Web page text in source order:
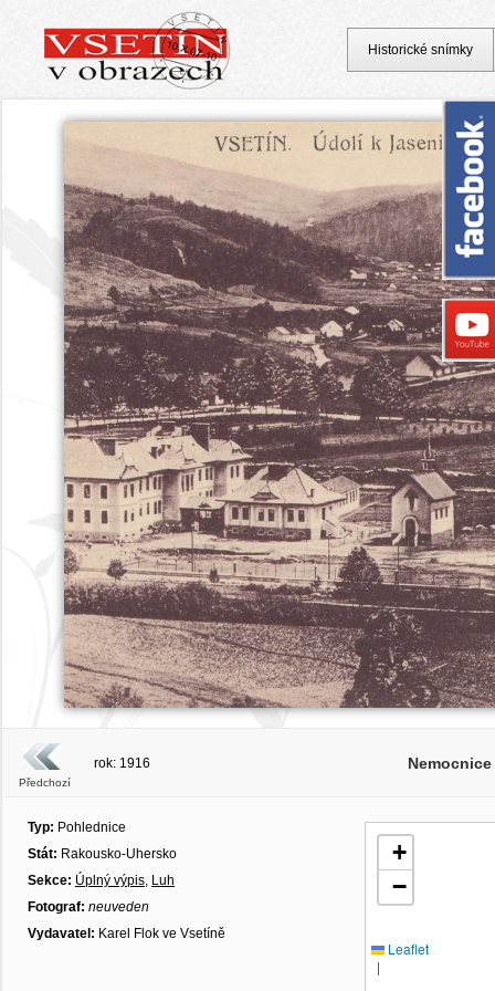
Předchozí
rok: 1916
Typ: Pohlednice
Stát: Rakousko-Uhersko
Sekce: Úplný výpis, Luh
Fotograf: neuveden
Vydavatel: Karel Flok ve Vsetíně
+
−
Leaflet
|
Historické snímky